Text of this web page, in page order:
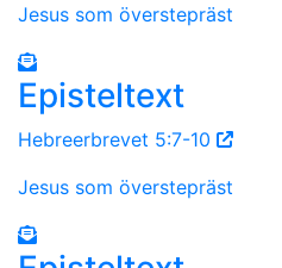
Jesus som överstepräst
Episteltext
Hebreerbrevet 5:7-10
Jesus som överstepräst